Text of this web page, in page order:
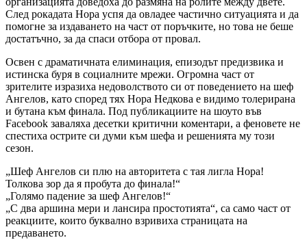
След рокадата Нора успя да овладее частично ситуацията и да
помогне за издаването на част от поръчките, но това не беше
достатъчно, за да спаси отбора от провал.
Освен с драматичната елиминация, епизодът предизвика и
истинска буря в социалните мрежи. Огромна част от
зрителите изразиха недоволството си от поведението на шеф
Ангелов, като според тях Нора Недкова е видимо толерирана
и бутана към финала. Под публикациите на шоуто във
Facebook заваляха десетки критични коментари, а феновете не
спестиха острите си думи към шефа и решенията му този
сезон.
„Шеф Ангелов си плю на авторитета с тая лигла Нора!
Толкова зор да я пробута до финала!“
„Голямо падение за шеф Ангелов!“
„С два аршина мери и лансира простотията“, са само част от
реакциите, които буквално взривиха страницата на
предаването.